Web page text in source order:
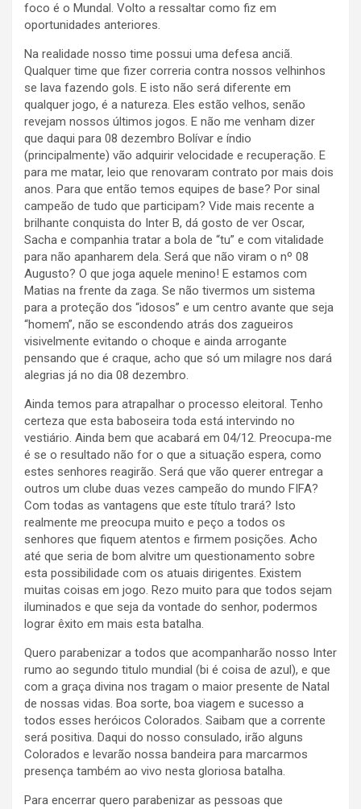
foco é o Mundal. Volto a ressaltar como fiz em
oportunidades anteriores.
Na realidade nosso time possui uma defesa anciã.
Qualquer time que fizer correria contra nossos velhinhos
se lava fazendo gols. E isto não será diferente em
qualquer jogo, é a natureza. Eles estão velhos, senão
revejam nossos últimos jogos. E não me venham dizer
que daqui para 08 dezembro Bolívar e índio
(principalmente) vão adquirir velocidade e recuperação. E
para me matar, leio que renovaram contrato por mais dois
anos. Para que então temos equipes de base? Por sinal
campeão de tudo que participam? Vide mais recente a
brilhante conquista do Inter B, dá gosto de ver Oscar,
Sacha e companhia tratar a bola de “tu” e com vitalidade
para não apanharem dela. Será que não viram o nº 08
Augusto? O que joga aquele menino! E estamos com
Matias na frente da zaga. Se não tivermos um sistema
para a proteção dos “idosos” e um centro avante que seja
“homem”, não se escondendo atrás dos zagueiros
visivelmente evitando o choque e ainda arrogante
pensando que é craque, acho que só um milagre nos dará
alegrias já no dia 08 dezembro.
Ainda temos para atrapalhar o processo eleitoral. Tenho
certeza que esta baboseira toda está intervindo no
vestiário. Ainda bem que acabará em 04/12. Preocupa-me
é se o resultado não for o que a situação espera, como
estes senhores reagirão. Será que vão querer entregar a
outros um clube duas vezes campeão do mundo FIFA?
Com todas as vantagens que este título trará? Isto
realmente me preocupa muito e peço a todos os
senhores que fiquem atentos e firmem posições. Acho
até que seria de bom alvitre um questionamento sobre
esta possibilidade com os atuais dirigentes. Existem
muitas coisas em jogo. Rezo muito para que todos sejam
iluminados e que seja da vontade do senhor, podermos
lograr êxito em mais esta batalha.
Quero parabenizar a todos que acompanharão nosso Inter
rumo ao segundo titulo mundial (bi é coisa de azul), e que
com a graça divina nos tragam o maior presente de Natal
de nossas vidas. Boa sorte, boa viagem e sucesso a
todos esses heróicos Colorados. Saibam que a corrente
será positiva. Daqui do nosso consulado, irão alguns
Colorados e levarão nossa bandeira para marcarmos
presença também ao vivo nesta gloriosa batalha.
Para encerrar quero parabenizar as pessoas que